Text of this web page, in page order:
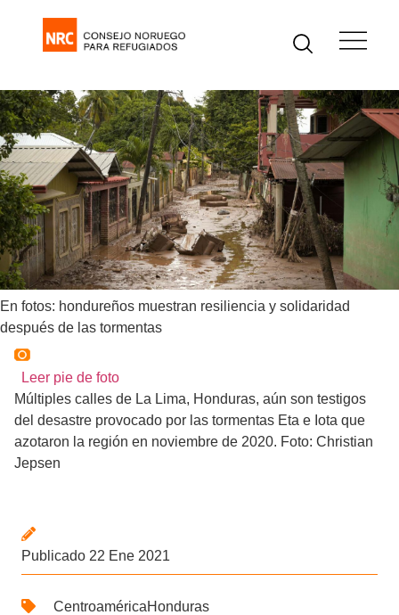
En fotos: hondureños muestran resiliencia y solidaridad
después de las tormentas
Leer pie de foto
Múltiples calles de La Lima, Honduras, aún son testigos
del desastre provocado por las tormentas Eta e Iota que
azotaron la región en noviembre de 2020. Foto: Christian
Jepsen
Publicado 22 Ene 2021
CentroaméricaHonduras